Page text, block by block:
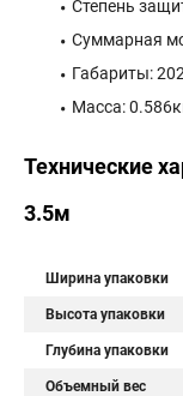
Степень
Суммарная
Габариты:
Масса:
Технические
3.5м
Ширина упаковки
Высота упаковки
Глубина упаковки
Объемный вес